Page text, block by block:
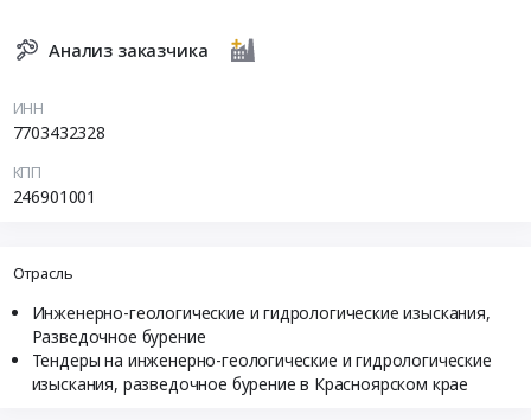
Анализ заказчика
ИНН
7703432328
КПП
246901001
Отрасль
Инженерно-геологические и гидрологические изыскания,
Разведочное бурение
Тендеры на инженерно-геологические и гидрологические
изыскания, разведочное бурение в Красноярском крае